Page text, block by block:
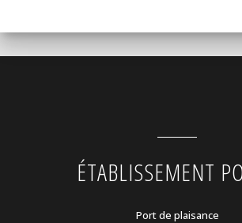
ÉTABLISSEMENT
Port de plaisance